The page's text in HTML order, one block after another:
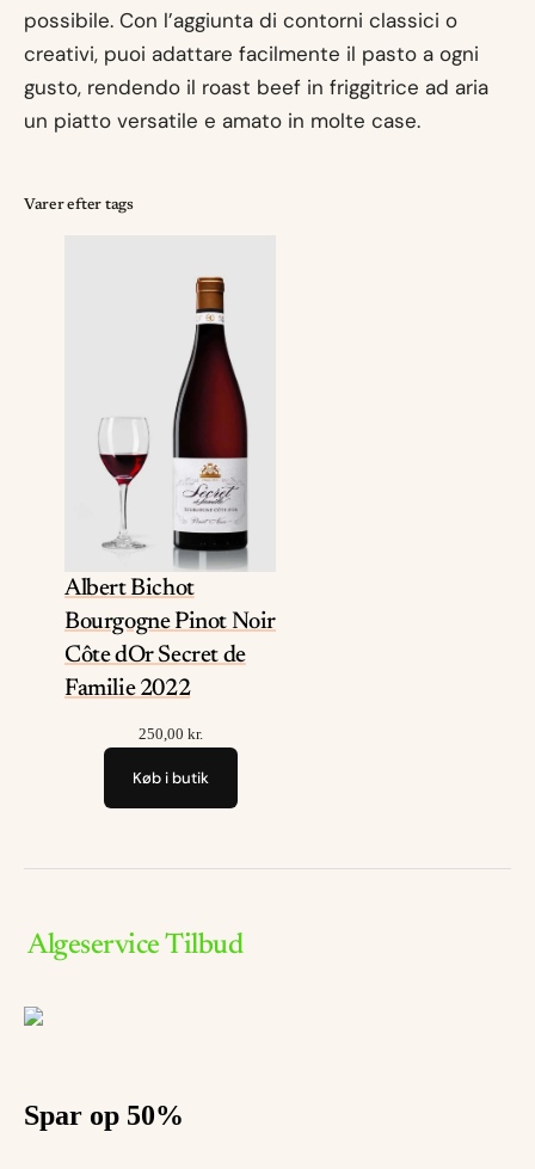
possibile. Con l’aggiunta di contorni classici o
creativi, puoi adattare facilmente il pasto a ogni
gusto, rendendo il roast beef in friggitrice ad aria
un piatto versatile e amato in molte case.
Varer efter tags
Albert Bichot
Bourgogne Pinot Noir
Côte dOr Secret de
Familie 2022
250,00 kr.
Køb i butik
Algeservice Tilbud
Spar op 50%